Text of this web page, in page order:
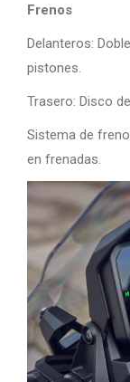
Frenos
Delanteros:
pistones.
Trasero: Disco
Sistema de
en frenadas.